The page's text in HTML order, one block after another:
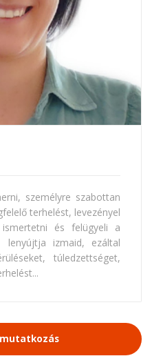
személyre szabottan
terhelést, levezényel
és felügyeli a
lenyújtja izmaid, ezáltal
túledzettséget,